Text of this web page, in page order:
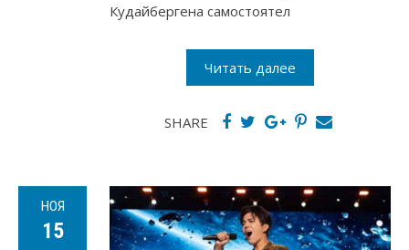
Кудайбергена самостоятел
Читать далее
SHARE
НОЯ
15